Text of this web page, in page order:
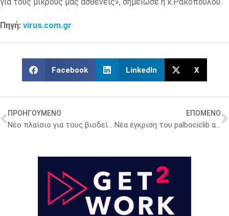
Πηγή: virus.com.gr
Facebook LinkedIn X
ΠΡΟΗΓΟΥΜΕΝΟ
Νέο πλαίσιο για τους βιοδείκτες στην ογκολογία: Τι αλλάζει, ποιοι επηρεάζονται και γιατί καθυστερεί
ΕΠΟΜΕΝΟ
Νέα έγκριση του palbociclib από τον FDA για τον HR+/HER2+ μεταστατικό καρκίνο του μαστού